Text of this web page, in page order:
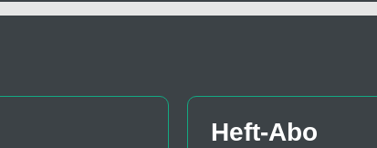
Heft-Abo